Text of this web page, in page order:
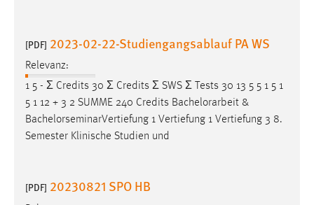
[PDF] 2023-02-22-Studiengangsablauf PA WS
Relevanz:
1 5 - Ʃ Credits 30 Ʃ Credits Ʃ SWS Ʃ Tests 30 13 5 5 1 5 1
5 1 12 + 3 2 SUMME 240 Credits Bachelorarbeit &
BachelorseminarVertiefung 1 Vertiefung 1 Vertiefung 3 8.
Semester Klinische Studien und
[PDF] 20230821 SPO HB
Zweck:
Conversion-Tracking
Cookie Laufzeit: